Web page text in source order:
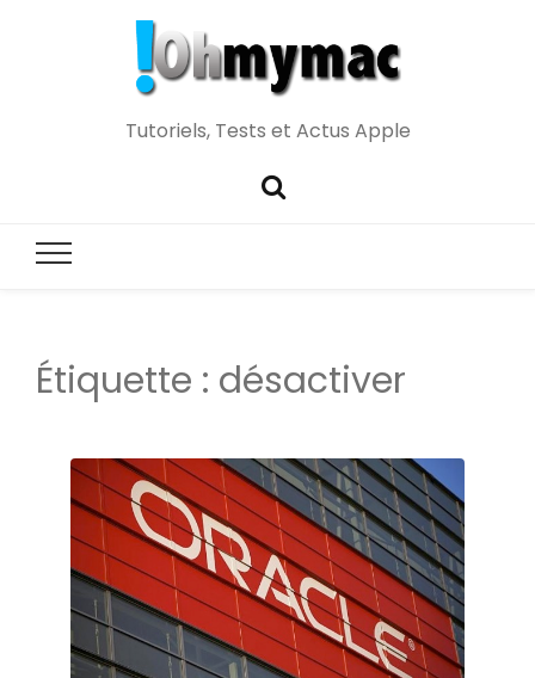
Tutoriels, Tests et Actus Apple
Étiquette : désactiver